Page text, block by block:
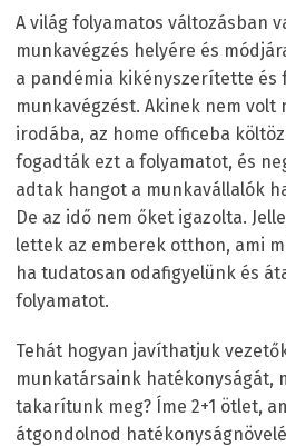
A világ folyamatos változásban
munkavégzés helyére és
a pandémia kikényszerítette és
munkavégzést. Akinek nem volt
irodába, az home officeba
fogadták ezt a folyamatot, és
adtak hangot a munkavállalók
De az idő nem őket igazolta.
lettek az emberek otthon, ami
ha tudatosan odafigyelünk és
folyamatot.
Tehát hogyan javíthatjuk
munkatársaink hatékonyságát,
takarítunk meg? Íme 2+1 ötlet,
átgondolnod